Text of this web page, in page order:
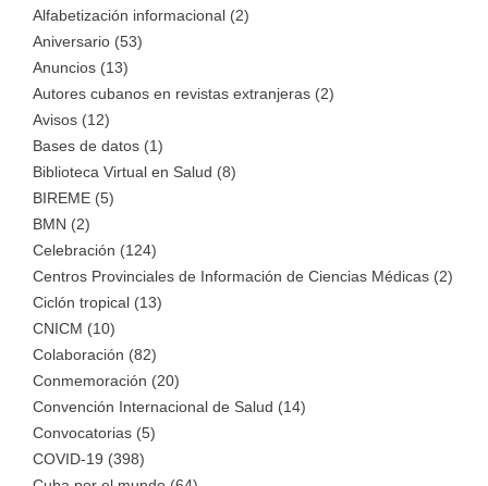
Alfabetización informacional (2)
Aniversario (53)
Anuncios (13)
Autores cubanos en revistas extranjeras (2)
Avisos (12)
Bases de datos (1)
Biblioteca Virtual en Salud (8)
BIREME (5)
BMN (2)
Celebración (124)
Centros Provinciales de Información de Ciencias Médicas (2)
Ciclón tropical (13)
CNICM (10)
Colaboración (82)
Conmemoración (20)
Convención Internacional de Salud (14)
Convocatorias (5)
COVID-19 (398)